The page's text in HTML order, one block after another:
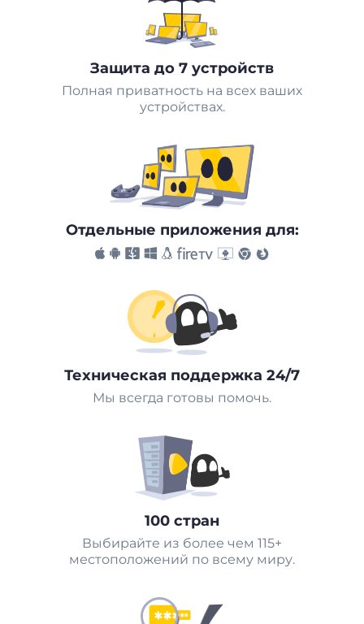
Защита до 7 устройств
Полная приватность на всех ваших
устройствах.
Отдельные приложения для:
Техническая поддержка 24/7
Мы всегда готовы помочь.
100 стран
Выбирайте из более чем 115+
местоположений по всему миру.